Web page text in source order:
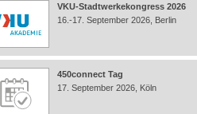
VKU-Stadtwerkekongress 2026
16.-17. September 2026, Berlin
450connect Tag
17. September 2026, Köln